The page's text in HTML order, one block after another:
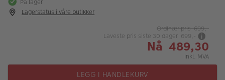
Inspirasjon
På lager
Lagerstatus i våre butikker
Ordinær pris 699,-
Laveste pris siste 30 dager 699,-
Nå 489,30
Inkl. MVA
LEGG I HANDLEKURV